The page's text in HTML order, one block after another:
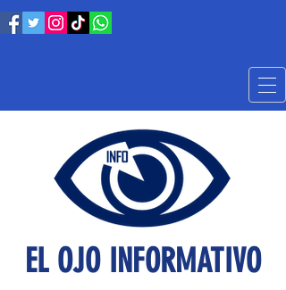
EL OJO INFORMATIVO